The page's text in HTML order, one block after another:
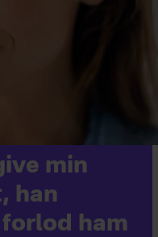
min
han
ham